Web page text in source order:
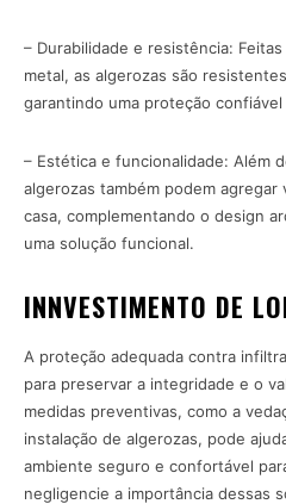
– Durabilidade e resistência:
metal, as algerozas são
garantindo uma proteção
– Estética e funcionalidade: Além
algerozas também podem
casa, complementando o design
uma solução funcional.
INNVESTIMENTO DE
A proteção adequada contra
para preservar a integridade e o
medidas preventivas, como a
instalação de algerozas, pode
ambiente seguro e confortável
negligencie a importância dessas